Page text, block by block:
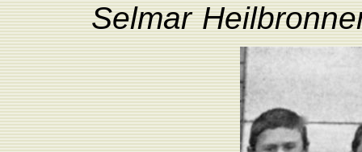
Selmar Heilbronne